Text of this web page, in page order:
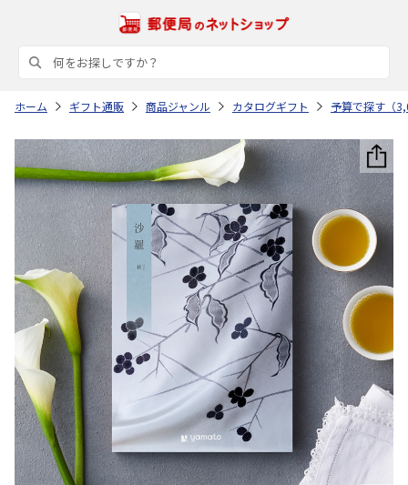
ホーム ギフト通販 商品ジャンル カタログギフト 予算で探す（